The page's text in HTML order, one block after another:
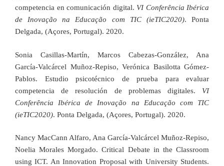
competencia en comunicación digital. VI Conferência Ibérica
de Inovação na Educação com TIC (ieTIC2020). Ponta
Delgada, (Açores, Portugal). 2020.
Sonia Casillas-Martín, Marcos Cabezas-González, Ana
García-Valcárcel Muñoz-Repiso, Verónica Basilotta Gómez-
Pablos. Estudio psicotécnico de prueba para evaluar
competencia de resolución de problemas digitales. VI
Conferência Ibérica de Inovação na Educação com TIC
(ieTIC2020). Ponta Delgada, (Açores, Portugal). 2020.
Nancy MacCann Alfaro, Ana García-Valcárcel Muñoz-Repiso,
Noelia Morales Morgado. Critical Debate in the Classroom
using ICT. An Innovation Proposal with University Students.